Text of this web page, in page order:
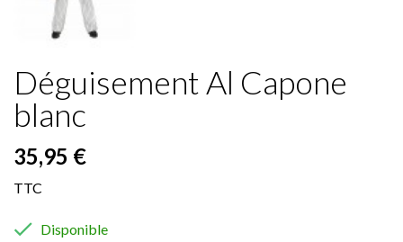
Déguisement Al Capone
blanc
35,95 €
TTC
 Disponible